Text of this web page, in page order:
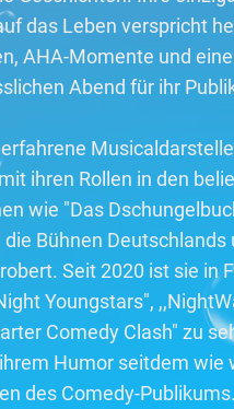
das Leben verspricht
AHA-Momente und
Abend für ihr
ihren Rollen in den
wie "Das
die Bühnen Deutschlands
Seit 2020 ist sie in
Youngstars",
Comedy Clash" zu
Humor seitdem wie
des Comedy-